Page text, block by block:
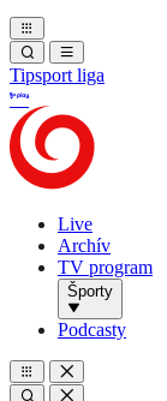
Tipsport liga
Live
Archív
TV program
Športy
Podcasty